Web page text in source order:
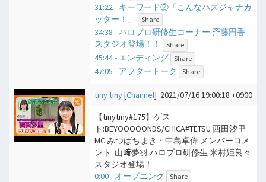
31:22 - キーワード②「こんなハズジャナカ
ッター！」
Share
34:38 - ハロプロ研修生コーナー 斉藤円香
スタジオ登場！！
Share
45:44 - エンディング Share
47:05 - アフタートーク Share
tiny tiny[Channel] 2021/07/16 19:00:18 +0900
【tinytiny#175】ゲス
ト:BEYOOOOONDS/CHICA#TETSU 西田汐里
MC:みつばちまき・中島卓偉 メンバーコメ
ント: 山﨑夢羽 ハロプロ研修生 米村姫良々
スタジオ登場！
0:00 - オープニング Share